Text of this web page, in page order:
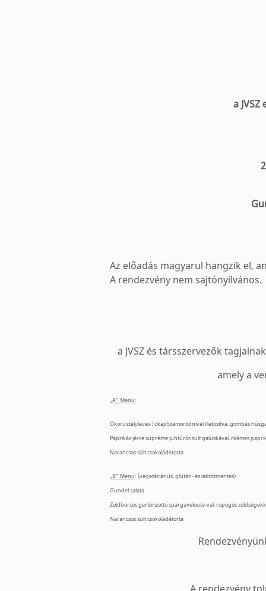
a
Az előadás magyarul hangzik el,
A rendezvény nem sajtónyilvános.
a JVSZ és társszervezők
amely a
„A” Menü:
Ököruszályleves Tokaji Szamorodnival illatosítva, gombás
Paprikás jérce supréme juhtúrós sült galuskával, rkémes
Narancsos sült csokoládétorta
„B” Menü: (vegetáriánus, glutén- és laktózmentes)
Gundel saláta
Zöldborsós gerlsirizottó spárgavelouté-val, ropogós
Narancsos sült csokoládétorta